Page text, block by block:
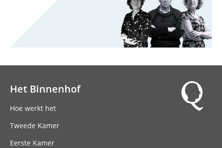
Het Binnenhof
Hoe werkt het
Tweede Kamer
Eerste Kamer